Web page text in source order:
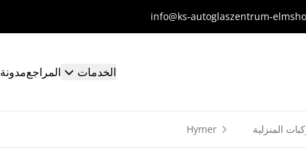
info@ks-autoglaszentrum-
الخدمات المراجعمدونة
المنزلية Hymer